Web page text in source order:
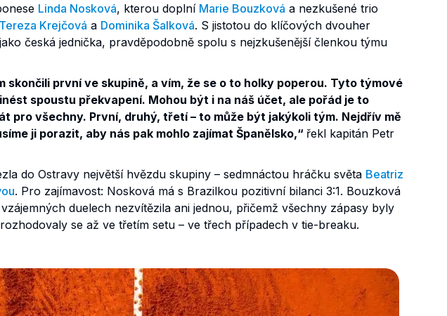
Linda Nosková, kterou doplní Marie Bouzková a nezkušené trio
Tereza Krejčová a Dominika Šalková. S jistotou do klíčových dvouher
česká jednička, pravděpodobně spolu s nejzkušenější členkou týmu
skončili první ve skupině, a vím, že se o to holky poperou. Tyto týmové
spoustu překvapení. Mohou být i na náš účet, ale pořád je to
pro všechny. První, druhý, třetí – to může být jakýkoli tým. Nejdřív mě
ji porazit, aby nás pak mohlo zajímat Španělsko,“ řekl kapitán Petr
do Ostravy největší hvězdu skupiny – sedmnáctou hráčku světa Beatriz
. Pro zajímavost: Nosková má s Brazilkou pozitivní bilanci 3:1. Bouzková
duelech nezvítězila ani jednou, přičemž všechny zápasy byly
se až ve třetím setu – ve třech případech v tie-breaku.